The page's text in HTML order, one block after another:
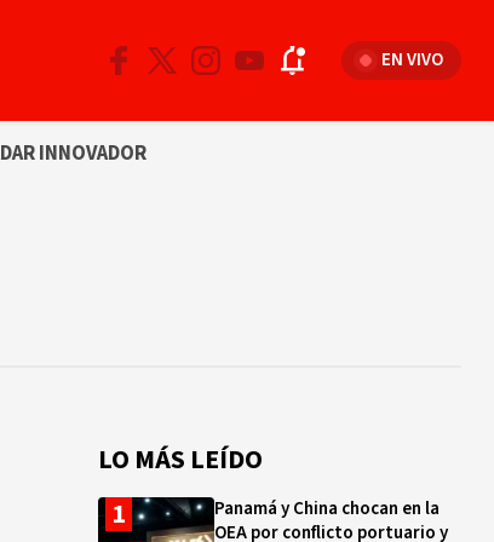
EN VIVO
INNOVADOR
LO MÁS LEÍDO
Panamá y China chocan en la
OEA por conflicto portuario y